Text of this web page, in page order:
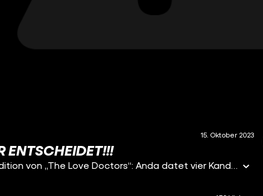
15. Oktober 2023
ENTSCHEIDET!!!
Canims Benims! Willkommen zu einer Special Edition von „The Love Doctors“: Anda datet vier Kandidaten in 3 Dating-Runden und muss nach jeder Runde einen Mann nach Hause schicken. Die Tatsache, dass sie ihre Dates anfangs nur hören, dann berühren und erst in der letzten Runde sehen kann, macht die Aufgabe natürlich nicht leichter. Aber Charakter ist schließlich wichtiger als Aussehen, oder? Ob sich Anda entscheiden kann und ob sie am Ende zufrieden mit ihrer Wahl sein wird? #parshad #funk #date #liebe ————— Jeden zweiten Sonntag! ABONNIER MICH ► https://www.youtube.com/@parshad Folge mir auf ► TikTok | https://www.tiktok.com/@parshad.tiktok ————— Eine 1TAKE FILMS Produktion Executive Producer: Erhan Dogan ————— Parshad ist bei #funk YouTube: https://www.youtube.com/funkofficial Instagram: https://www.instagram.com/funk TikTok: https://www.tiktok.com/@funk Website: https://go.funk.net https://go.funk.net/impressum